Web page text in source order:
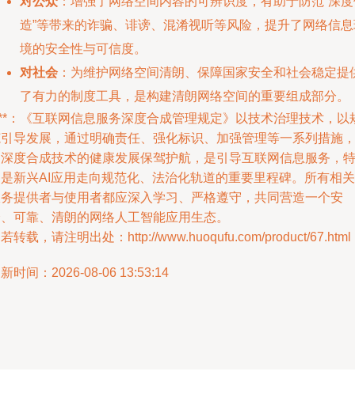
造”等带来的诈骗、诽谤、混淆视听等风险，提升了网络信
境的安全性与可信度。
对社会 ：为维护网络空间清朗、保障国家安全和社会稳定提
了有力的制度工具，是构建清朗网络空间的重要组成部分。
：《互联网信息服务深度合成管理规定》以技术治理技术，以
导发展，通过明确责任、强化标识、加强管理等一系列措施，
度合成技术的健康发展保驾护航，是引导互联网信息服务，特
新兴AI应用走向规范化、法治化轨道的重要里程碑。所有相关
提供者与使用者都应深入学习、严格遵守，共同营造一个安
可靠、清朗的网络人工智能应用生态。
转载，请注明出处：http://www.huoqufu.com/product/67.html
时间：2026-08-06 13:53:14